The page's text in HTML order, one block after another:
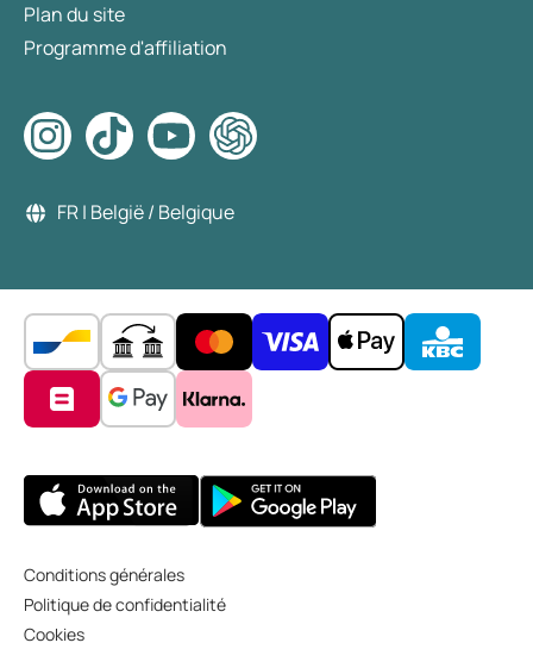
Plan du site
Programme d'affiliation
FR | België / Belgique
Conditions générales
Politique de confidentialité
Cookies